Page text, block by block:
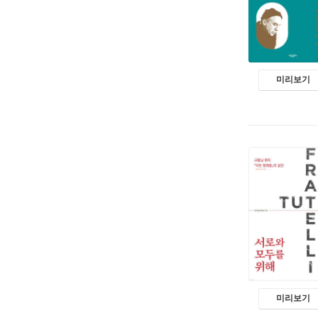
미리보기
미리보기